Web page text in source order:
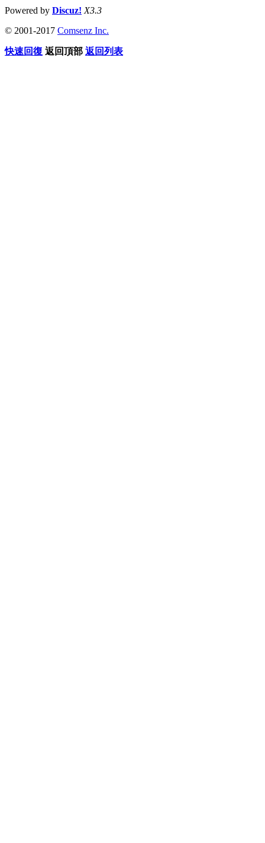
Powered by Discuz! X3.3
© 2001-2017 Comsenz Inc.
快速回復 返回頂部 返回列表